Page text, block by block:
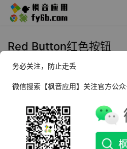
Red Button红色按钮
v5.8 中文
2022年4月17日
务必关注，防止走丢
微信搜索【枫音应用】关注官方公